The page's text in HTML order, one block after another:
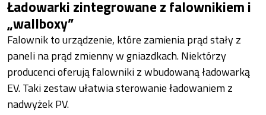
Ładowarki zintegrowane z falownikiem i
„wallboxy”
Falownik to urządzenie, które zamienia prąd stały z
paneli na prąd zmienny w gniazdkach. Niektórzy
producenci oferują falowniki z wbudowaną ładowarką
EV. Taki zestaw ułatwia sterowanie ładowaniem z
nadwyżek PV.